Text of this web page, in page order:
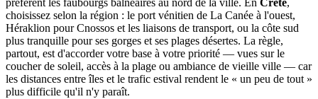
préfèrent les faubourgs balnéaires au nord de la ville. En Crète,
choisissez selon la région : le port vénitien de La Canée à l'ouest,
Héraklion pour Cnossos et les liaisons de transport, ou la côte sud
plus tranquille pour ses gorges et ses plages désertes. La règle,
partout, est d'accorder votre base à votre priorité — vues sur le
coucher de soleil, accès à la plage ou ambiance de vieille ville — car
les distances entre îles et le trafic estival rendent le « un peu de tout »
plus difficile qu'il n'y paraît.